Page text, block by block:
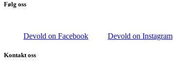
Følg oss
Devold on Facebook Devold on Instagram
Kontakt oss